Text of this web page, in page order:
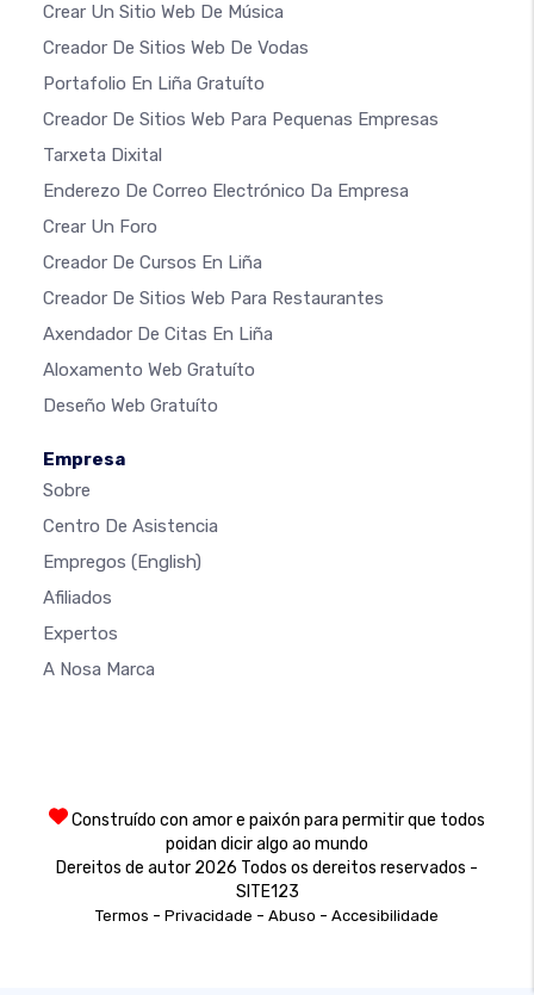
Crear Un Sitio Web De Música
Creador De Sitios Web De Vodas
Portafolio En Liña Gratuíto
Creador De Sitios Web Para Pequenas Empresas
Tarxeta Dixital
Enderezo De Correo Electrónico Da Empresa
Crear Un Foro
Creador De Cursos En Liña
Creador De Sitios Web Para Restaurantes
Axendador De Citas En Liña
Aloxamento Web Gratuíto
Deseño Web Gratuíto
Empresa
Sobre
Centro De Asistencia
Empregos (English)
Afiliados
Expertos
A Nosa Marca
Construído con amor e paixón para permitir que todos
poidan dicir algo ao mundo
Dereitos de autor 2026 Todos os dereitos reservados -
SITE123
Termos - Privacidade - Abuso - Accesibilidade